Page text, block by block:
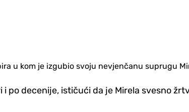
u kom je izgubio svoju nevjenčanu suprugu
po decenije, ističući da je Mirela svesno